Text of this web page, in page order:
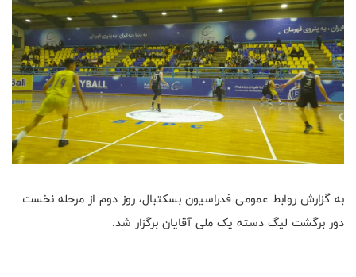
به گزارش روابط عمومی فدراسیون بسکتبال، روز دوم از مرحله نخست
دور برگشت لیگ دسته یک ملی آقایان برگزار شد.